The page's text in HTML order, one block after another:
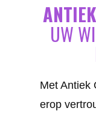
UW
Met Antiek
erop